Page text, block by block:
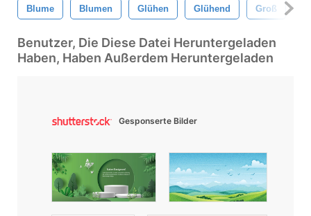
Blume Blumen Glühen Glühend Groß
Benutzer, Die Diese Datei Heruntergeladen
Haben, Haben Außerdem Heruntergeladen
Gesponserte Bilder